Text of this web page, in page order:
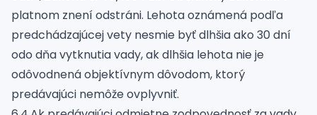
platnom znení odstráni. Lehota oznámená podľa
predchádzajúcej vety nesmie byť dlhšia ako 30 dní
odo dňa vytknutia vady, ak dlhšia lehota nie je
odôvodnená objektívnym dôvodom, ktorý
predávajúci nemôže ovplyvniť.